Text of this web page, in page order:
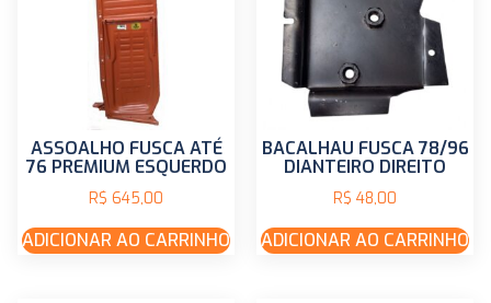
ASSOALHO FUSCA ATÉ
76 PREMIUM ESQUERDO
R$ 645,00
ADICIONAR AO CARRINHO
BACALHAU FUSCA 78/96
DIANTEIRO DIREITO
R$ 48,00
ADICIONAR AO CARRINHO